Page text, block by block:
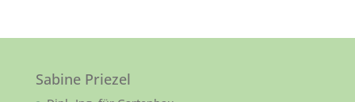
Sabine Priezel